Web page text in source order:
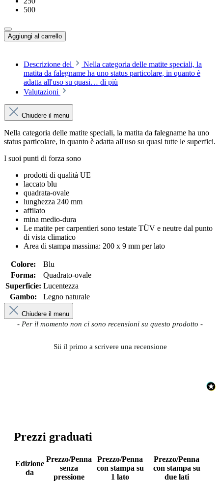
500
Aggiungi al carrello
Descrizione del
Nella categoria delle matite speciali, la
matita da falegname ha uno status particolare, in quanto è
adatta all'uso su quasi… di più
Valutazioni
Chiudere il menu
Nella categoria delle matite speciali, la matita da falegname ha uno
status particolare, in quanto è adatta all'uso su quasi tutte le superfici.
I suoi punti di forza sono
prodotti di qualità UE
laccato blu
quadrata-ovale
lunghezza 240 mm
affilato
mina medio-dura
Le matite per carpentieri sono testate TÜV e neutre dal punto
di vista climatico
Area di stampa massima: 200 x 9 mm per lato
Colore:
Blu
Forma:
Quadrato-ovale
Superficie: Lucentezza
Gambo:
Legno naturale
Chiudere il menu
- Per il momento non ci sono recensioni su questo prodotto -
Sii il primo a scrivere una recensione
New content loaded
Prezzi graduati
Edizione
da
Prezzo/Penna
senza
pressione
Prezzo/Penna
con stampa su
1 lato
Prezzo/Penna
con stampa su
due lati